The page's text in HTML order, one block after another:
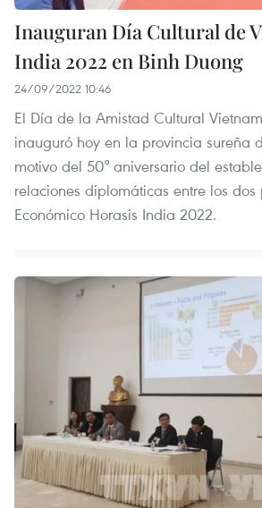
Inauguran Día Cultural de
India 2022 en Binh Duong
24/09/2022 10:46
El Día de la Amistad Cultural
inauguró hoy en la provincia sureña
motivo del 50° aniversario del
relaciones diplomáticas entre los dos
Económico Horasis India 2022.